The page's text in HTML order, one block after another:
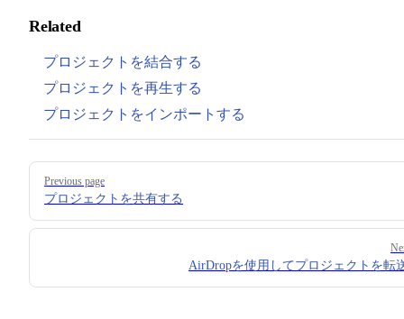
Related
プロジェクトを結合する
プロジェクトを再生する
プロジェクトをインポートする
Pager
Previous page
プロジェクトを共有する
AirDropを使用してプロジェクトを転